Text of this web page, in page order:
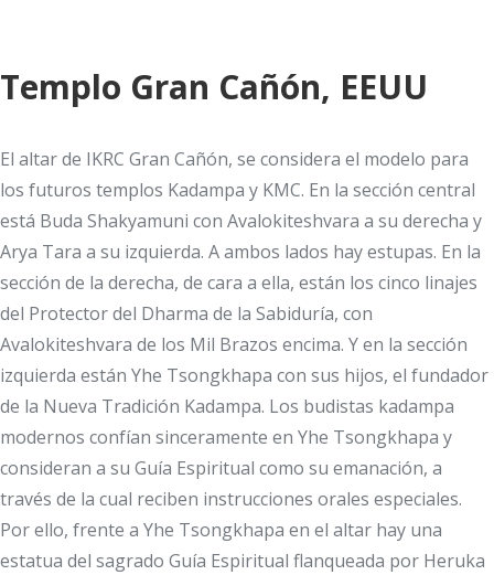
Templo Gran Cañón, EEUU
El altar de IKRC Gran Cañón, se considera el modelo para
los futuros templos Kadampa y KMC. En la sección central
está Buda Shakyamuni con Avalokiteshvara a su derecha y
Arya Tara a su izquierda. A ambos lados hay estupas. En la
sección de la derecha, de cara a ella, están los cinco linajes
del Protector del Dharma de la Sabiduría, con
Avalokiteshvara de los Mil Brazos encima. Y en la sección
izquierda están Yhe Tsongkhapa con sus hijos, el fundador
de la Nueva Tradición Kadampa. Los budistas kadampa
modernos confían sinceramente en Yhe Tsongkhapa y
consideran a su Guía Espiritual como su emanación, a
través de la cual reciben instrucciones orales especiales.
Por ello, frente a Yhe Tsongkhapa en el altar hay una
estatua del sagrado Guía Espiritual flanqueada por Heruka